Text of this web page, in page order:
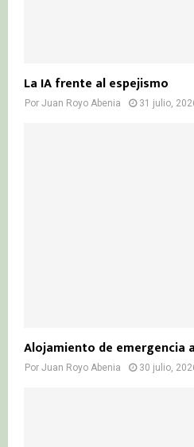
La IA frente al espejismo
Por Juan Royo Abenia 31 julio,
Alojamiento de emergencia
Por Juan Royo Abenia 30 julio,